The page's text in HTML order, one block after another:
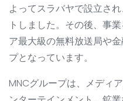
よってスラバヤで設立さ
トしました。その後、事
ア最大級の無料放送局や
プとなっています。
MNCグループは、メディ